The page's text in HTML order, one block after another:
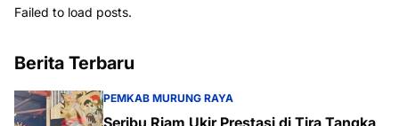
Failed to load posts.
Berita Terbaru
PEMKAB MURUNG RAYA